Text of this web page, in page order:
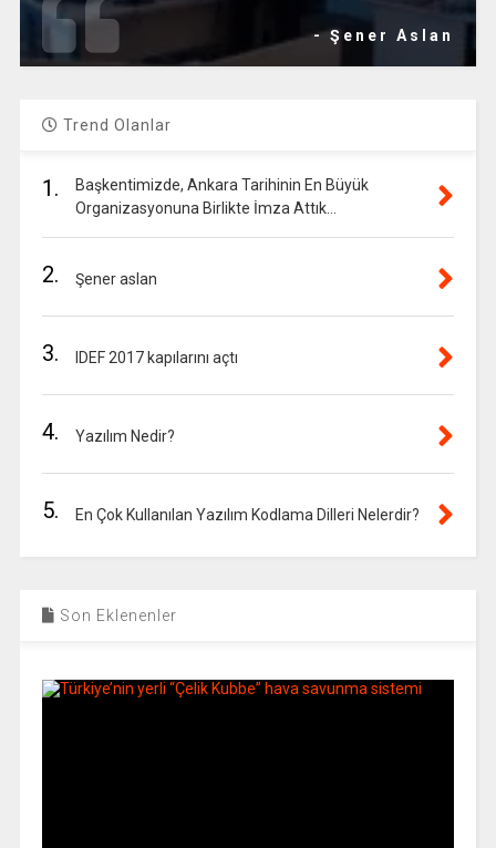
- Şener Aslan
Trend Olanlar
1.
Başkentimizde, Ankara Tarihinin En Büyük
Organizasyonuna Birlikte İmza Attık…
2. Şener aslan
3. IDEF 2017 kapılarını açtı
4. Yazılım Nedir?
5. En Çok Kullanılan Yazılım Kodlama Dilleri Nelerdir?
Son Eklenenler